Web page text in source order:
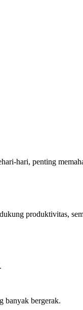
hari, penting
produktivitas,
banyak bergerak.